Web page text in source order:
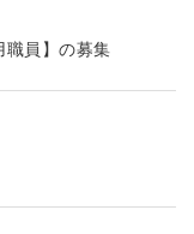
職員】の募集